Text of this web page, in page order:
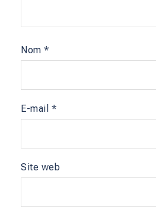
Nom *
E-mail *
Site web